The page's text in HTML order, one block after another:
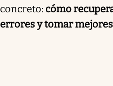
concreto: cómo
errores y tomar